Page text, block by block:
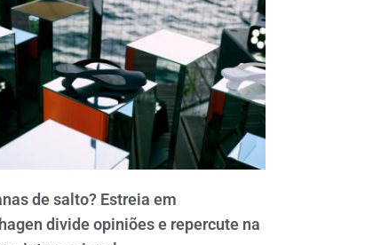
de salto? Estreia em
divide opiniões e repercute na